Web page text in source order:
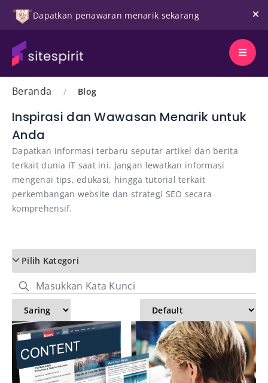
Dapatkan penawaran menarik sekarang
Beranda / Blog
Inspirasi dan Wawasan Menarik untuk
Anda
Dapatkan informasi terbaru seputar artikel dan berita
terkait dunia IT saat ini. Jangan lewatkan informasi
mengenai tips, edukasi, hingga tutorial terkait
perkembangan website dan strategi SEO secara
komprehensif.